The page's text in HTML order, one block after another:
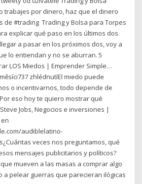
trabajes por dinero, haz que el dinero
de #trading ️ Trading y Bolsa para Torpes
explicar qué paso en los últimos dos
a pasar en los próximos dos, voy a
lo entiendan y no se aburran. 5
LOS Miedos | Emprender Simple…
zhlédnutíEl miedo puede
o incentivarnos, todo depende de
eso hoy te quiero mostrar qué
Jobs, Negocios e inversiones |
audiblelatino-
veces nos preguntamos, qué
mensajes publicitarios y políticos?
mueven a las masas a comprar algo
a pelear guerras que parecieran ilógicas